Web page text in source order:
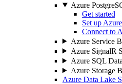
Azure
Get started
Set up
Connect to
Azure Service
Azure SignalR
Azure SQL
Azure Storage
Azure Data Lake